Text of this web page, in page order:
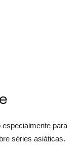
para
séries asiáticas.